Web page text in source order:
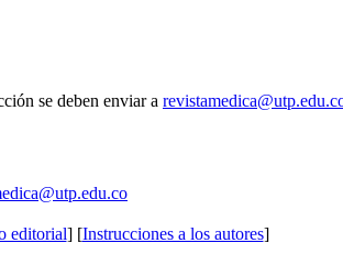
se deben enviar a
editorial] [Instrucciones a los autores]